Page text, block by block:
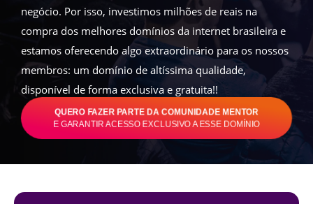
negócio. Por isso, investimos milhões de reais na
compra dos melhores domínios da internet brasileira e
estamos oferecendo algo extraordinário para os nossos
membros: um domínio de altíssima qualidade,
disponível de forma exclusiva e gratuita!!
QUERO FAZER PARTE DA COMUNIDADE MENTOR
E GARANTIR ACESSO EXCLUSIVO A ESSE DOMÍNIO